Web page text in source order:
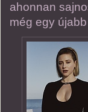
ahonnan
még egy